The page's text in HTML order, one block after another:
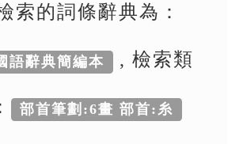
索的詞條辭典為：
語辭典簡編本 , 檢索類
部首筆劃:6畫 部首:糸